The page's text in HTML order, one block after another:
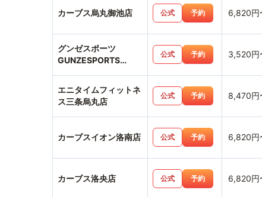
カーブス烏丸御池店 公式 予約 6,820円
グンゼスポーツ
GUNZESPORTS
公式 予約 3,520円
エニタイムフィットネ
ス三条烏丸店
公式 予約 8,470円
カーブスイオン洛南店 公式 予約 6,820円
カーブス洛央店 公式 予約 6,820円